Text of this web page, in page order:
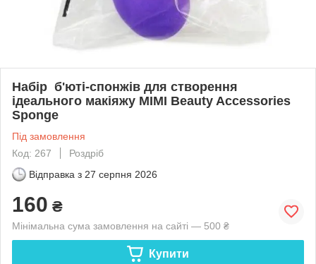
Набір б'юті-спонжів для створення
ідеального макіяжу MIMI Beauty Accessories
Sponge
Під замовлення
Код: 267
Роздріб
Відправка з 27 серпня 2026
160 ₴
Мінімальна сума замовлення на сайті — 500 ₴
Купити